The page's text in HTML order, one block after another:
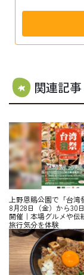
関連記事
上野恩賜公園で「台湾
8月28日（金）から30
開催｜本場グルメや伝
旅行気分を体験